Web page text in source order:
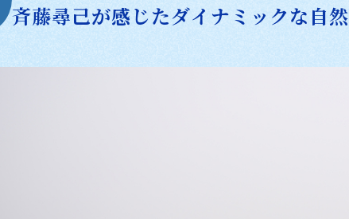
斉藤尋己が感じたダイナミックな自然